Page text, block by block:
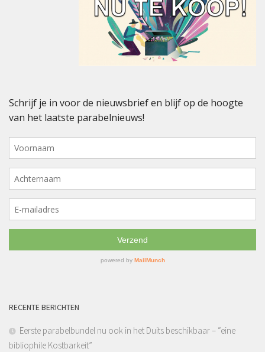
RECENTE BERICHTEN
Eerste parabelbundel nu ook in het Duits beschikbaar – “eine
bibliophile Kostbarkeit”